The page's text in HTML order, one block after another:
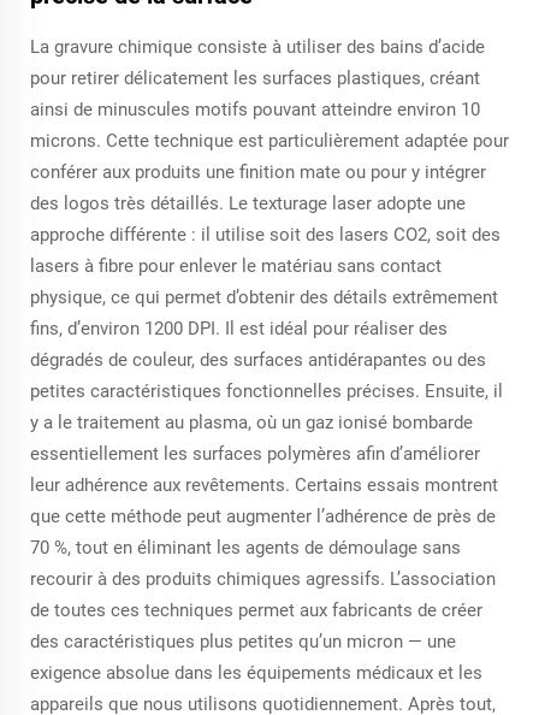
La gravure chimique consiste à utiliser des bains d’acide
pour retirer délicatement les surfaces plastiques, créant
ainsi de minuscules motifs pouvant atteindre environ 10
microns. Cette technique est particulièrement adaptée pour
conférer aux produits une finition mate ou pour y intégrer
des logos très détaillés. Le texturage laser adopte une
approche différente : il utilise soit des lasers CO2, soit des
lasers à fibre pour enlever le matériau sans contact
physique, ce qui permet d’obtenir des détails extrêmement
fins, d’environ 1200 DPI. Il est idéal pour réaliser des
dégradés de couleur, des surfaces antidérapantes ou des
petites caractéristiques fonctionnelles précises. Ensuite, il
y a le traitement au plasma, où un gaz ionisé bombarde
essentiellement les surfaces polymères afin d’améliorer
leur adhérence aux revêtements. Certains essais montrent
que cette méthode peut augmenter l’adhérence de près de
70 %, tout en éliminant les agents de démoulage sans
recourir à des produits chimiques agressifs. L’association
de toutes ces techniques permet aux fabricants de créer
des caractéristiques plus petites qu’un micron — une
exigence absolue dans les équipements médicaux et les
appareils que nous utilisons quotidiennement. Après tout,